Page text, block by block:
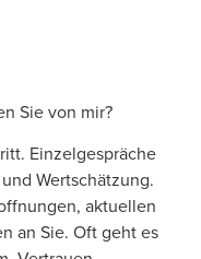
Sie von mir?
Einzelgespräche
Wertschätzung.
aktuellen
an Sie. Oft geht es